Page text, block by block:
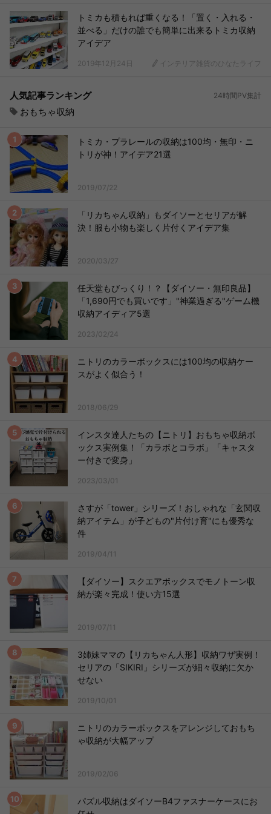
トミカも積もれば重くなる！「置く・入れる・
並べる」だけの誰でも簡単に出来るトミカ収納
アイデア
2019年12月24日 インテリア雑貨のひなたライフ
人気記事ランキング 24時間PV集計
おもちゃ収納
トミカ・プラレールの収納は100均・無印・ニ
トリが神！アイデア21選
2019/07/22
「リカちゃん収納」もダイソーとセリアが解
決！服も小物も楽しく片付くアイデア集
2020/03/27
任天堂もびっくり！？【ダイソー・無印良品】
「1,690円でも買いです」"神業過ぎる"ゲーム機
収納アイディア5選
2023/02/24
ニトリのカラーボックスには100均の収納ケー
スがよく似合う！
2018/06/29
インスタ達人たちの【ニトリ】おもちゃ収納ボ
ックス実例集！「カラボとコラボ」「キャスタ
ー付きで変身」
2023/03/01
さすが「tower」シリーズ！おしゃれな「玄関収
納アイテム」が子どもの"片付け育"にも優秀な
件
2019/04/11
【ダイソー】スクエアボックスでモノトーン収
納が楽々完成！使い方15選
2019/07/11
3姉妹ママの【リカちゃん人形】収納ワザ実例！
セリアの「SIKIRI」シリーズが細々収納に欠か
せない
2019/10/01
ニトリのカラーボックスをアレンジしておもち
ゃ収納が大幅アップ
2019/02/06
パズル収納はダイソーB4ファスナーケースにお